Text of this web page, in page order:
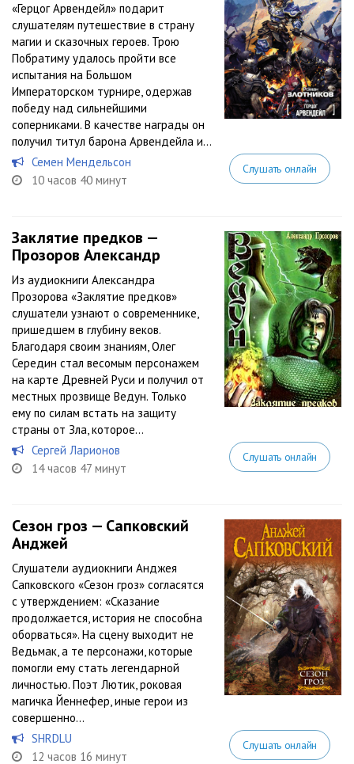
«Герцог Арвендейл» подарит
слушателям путешествие в страну
магии и сказочных героев. Трою
Побратиму удалось пройти все
испытания на Большом
Императорском турнире, одержав
победу над сильнейшими
соперниками. В качестве награды он
получил титул барона Арвендейла и...
Семен Мендельсон
10 часов 40 минут
Слушать онлайн
Заклятие предков —
Прозоров Александр
Из аудиокниги Александра
Прозорова «Заклятие предков»
слушатели узнают о современнике,
пришедшем в глубину веков.
Благодаря своим знаниям, Олег
Середин стал весомым персонажем
на карте Древней Руси и получил от
местных прозвище Ведун. Только
ему по силам встать на защиту
страны от Зла, которое...
Сергей Ларионов
14 часов 47 минут
Слушать онлайн
Сезон гроз — Сапковский
Анджей
Слушатели аудиокниги Анджея
Сапковского «Сезон гроз» согласятся
с утверждением: «Сказание
продолжается, история не способна
оборваться». На сцену выходит не
Ведьмак, а те персонажи, которые
помогли ему стать легендарной
личностью. Поэт Лютик, роковая
магичка Йеннефер, иные герои из
совершенно...
SHRDLU
12 часов 16 минут
Слушать онлайн